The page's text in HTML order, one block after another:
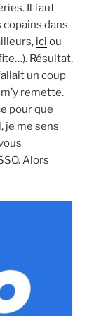
Il faut
copains dans
ici ou
Résultat,
un coup
remette.
pour que
je me sens
Alors